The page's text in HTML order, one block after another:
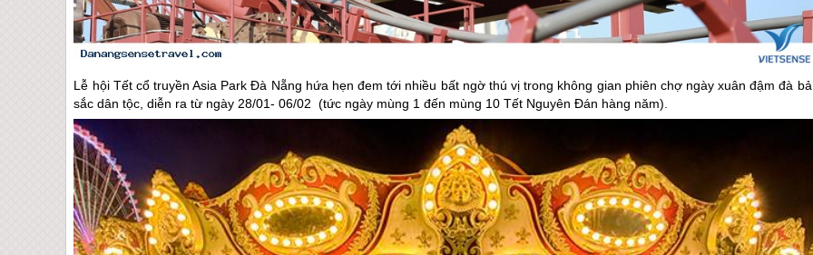
Lễ hội Tết cổ truyền Asia Park Đà Nẵng hứa hẹn đem tới nhiều bất ngờ thú vị trong không gian phiên chợ ngày xuân đậm đà
sắc dân tộc, diễn ra từ ngày 28/01- 06/02 (tức ngày mùng 1 đến mùng 10 Tết Nguyên Đán hàng năm).